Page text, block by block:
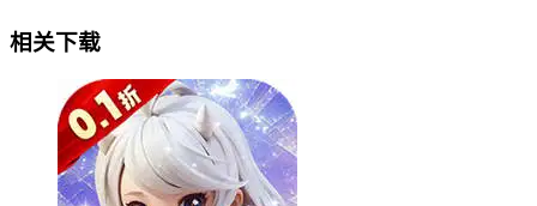
相关下载